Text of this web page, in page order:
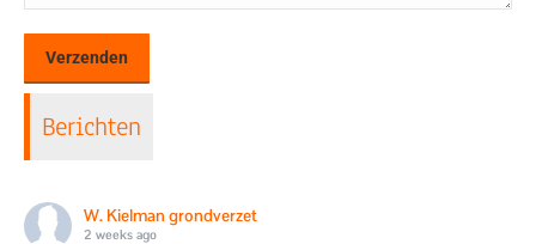
Berichten
W. Kielman grondverzet
2 weeks ago